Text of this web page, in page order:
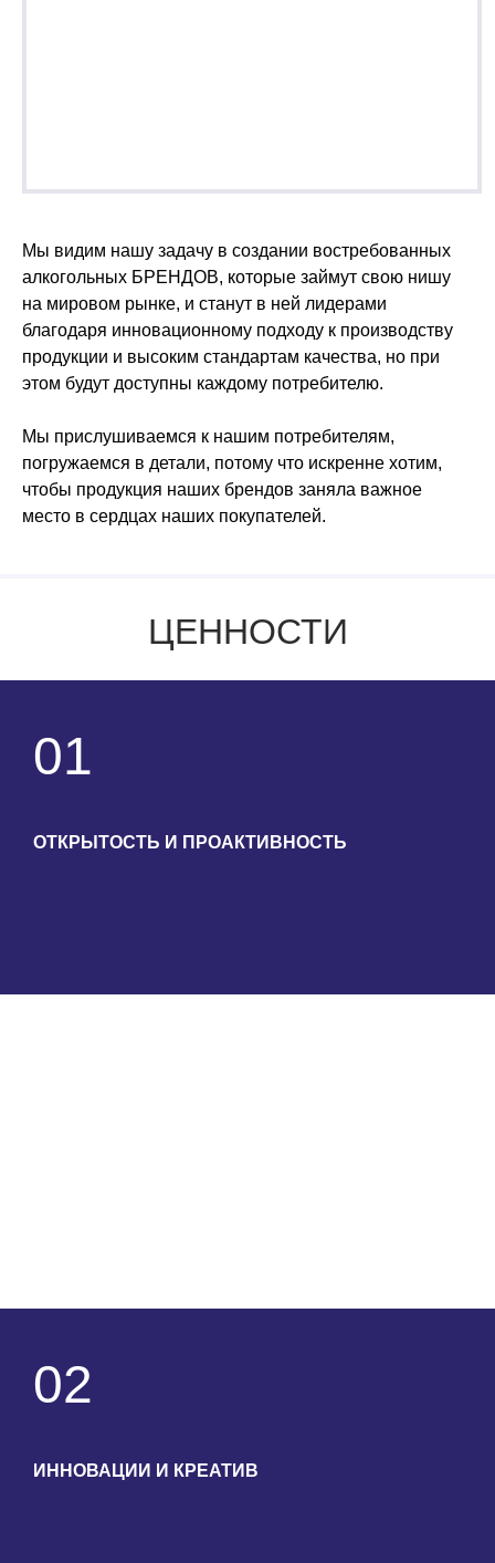
Мы видим нашу задачу в создании востребованных
алкогольных БРЕНДОВ, которые займут свою нишу
на мировом рынке, и станут в ней лидерами
благодаря инновационному подходу к производству
продукции и высоким стандартам качества, но при
этом будут доступны каждому потребителю.
Мы прислушиваемся к нашим потребителям,
погружаемся в детали, потому что искренне хотим,
чтобы продукция наших брендов заняла важное
место в сердцах наших покупателей.
ЦЕННОСТИ
01
ОТКРЫТОСТЬ И ПРОАКТИВНОСТЬ
02
ИННОВАЦИИ И КРЕАТИВ